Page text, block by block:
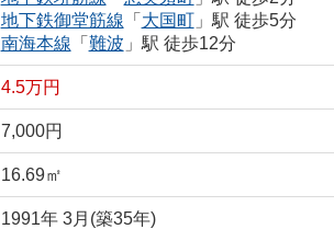
地下鉄御堂筋線 「 大国町」駅 徒歩5分
南海本線 「 難波 」駅 徒歩12分
4.5万円
7,000円
16.69㎡
1991年 3月(築35年)